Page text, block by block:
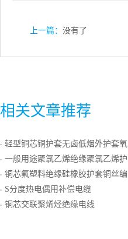
上一篇： 没有了
相关文章推荐
· 轻型铜芯铜护套无卤低烟外护套氧化镁绝缘控制电缆
· 一般用途聚氯乙烯绝缘聚氯乙烯护套铝芯扁形电缆
· 铜芯氟塑料绝缘硅橡胶护套铜丝编织屏蔽对绞铜丝编织总屏计算机电缆
· S分度热电偶用补偿电缆
· 铜芯交联聚烯烃绝缘电线